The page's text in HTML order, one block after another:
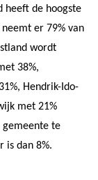
heeft de hoogste
er 79% van
wordt
38%,
Hendrik-Ido-
met 21%
gemeente te
is dan 8%.